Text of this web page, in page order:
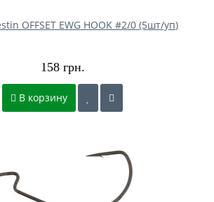
OFFSET EWG HOOK #2/0 (5шт/уп)
158 грн.
В корзину